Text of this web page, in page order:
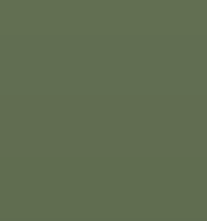
Рабочие
Консультация